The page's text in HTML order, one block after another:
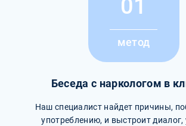
01
метод
Беседа с наркологом в
Наш специалист найдет причины,
употреблению, и выстроит